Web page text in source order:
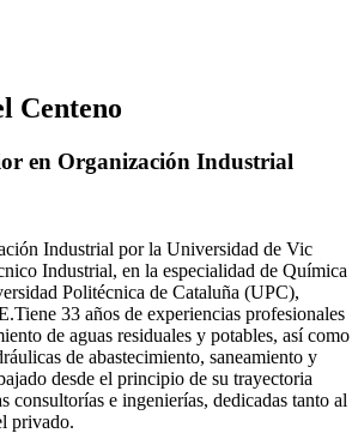
Centeno
en Organización Industrial
Industrial por la Universidad de Vic
Industrial, en la especialidad de Química
Politécnica de Cataluña (UPC),
33 años de experiencias profesionales
de aguas residuales y potables, así como
de abastecimiento, saneamiento y
desde el principio de su trayectoria
consultorías e ingenierías, dedicadas tanto al
privado.